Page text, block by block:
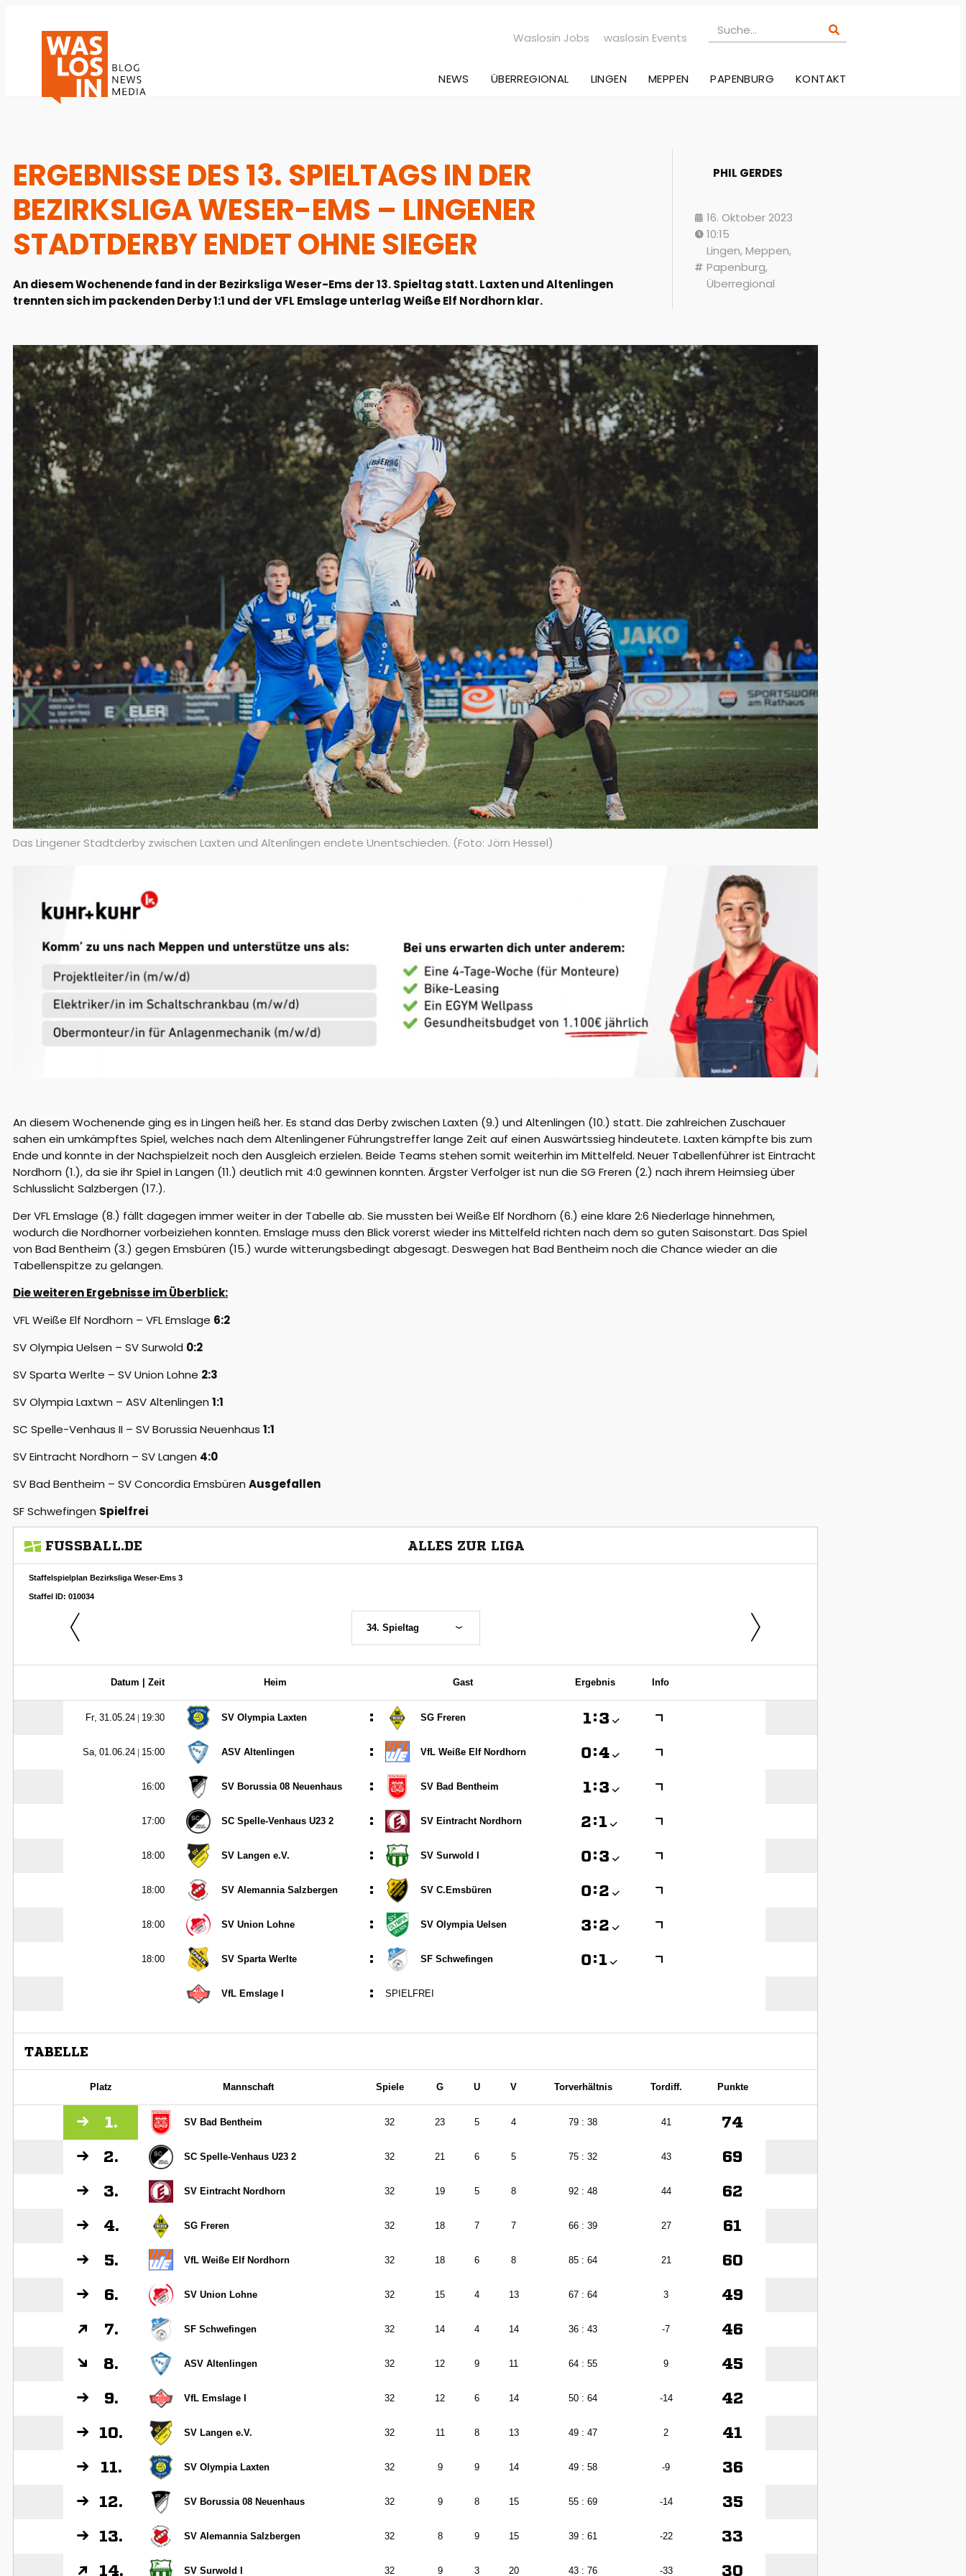
Waslosin Jobs waslosin Events
NEWS ÜBERREGIONAL LINGEN MEPPEN PAPENBURG KONTAKT
ERGEBNISSE DES 13. SPIELTAGS IN DER
BEZIRKSLIGA WESER-EMS – LINGENER
STADTDERBY ENDET OHNE SIEGER
An diesem Wochenende fand in der Bezirksliga Weser-Ems der 13. Spieltag statt. Laxten und Altenlingen
trennten sich im packenden Derby 1:1 und der VFL Emslage unterlag Weiße Elf Nordhorn klar.
PHIL GERDES
16. Oktober 2023
10:15
Lingen,Meppen,
Papenburg,
Überregional
Das Lingener Stadtderby zwischen Laxten und Altenlingen endete Unentschieden. (Foto: Jörn Hessel)
An diesem Wochenende ging es in Lingen heiß her. Es stand das Derby zwischen Laxten (9.) und Altenlingen (10.) statt. Die zahlreichen Zuschauer
sahen ein umkämpftes Spiel, welches nach dem Altenlingener Führungstreffer lange Zeit auf einen Auswärtssieg hindeutete. Laxten kämpfte bis zum
Ende und konnte in der Nachspielzeit noch den Ausgleich erzielen. Beide Teams stehen somit weiterhin im Mittelfeld. Neuer Tabellenführer ist Eintracht
Nordhorn (1.), da sie ihr Spiel in Langen (11.) deutlich mit 4:0 gewinnen konnten. Ärgster Verfolger ist nun die SG Freren (2.) nach ihrem Heimsieg über
Schlusslicht Salzbergen (17.).
Der VFL Emslage (8.) fällt dagegen immer weiter in der Tabelle ab. Sie mussten bei Weiße Elf Nordhorn (6.) eine klare 2:6 Niederlage hinnehmen,
wodurch die Nordhorner vorbeiziehen konnten. Emslage muss den Blick vorerst wieder ins Mittelfeld richten nach dem so guten Saisonstart. Das Spiel
von Bad Bentheim (3.) gegen Emsbüren (15.) wurde witterungsbedingt abgesagt. Deswegen hat Bad Bentheim noch die Chance wieder an die
Tabellenspitze zu gelangen.
Die weiteren Ergebnisse im Überblick:
VFL Weiße Elf Nordhorn – VFL Emslage 6:2
SV Olympia Uelsen – SV Surwold 0:2
SV Sparta Werlte – SV Union Lohne 2:3
SV Olympia Laxtwn – ASV Altenlingen 1:1
SC Spelle-Venhaus II – SV Borussia Neuenhaus 1:1
SV Eintracht Nordhorn – SV Langen 4:0
SV Bad Bentheim – SV Concordia Emsbüren Ausgefallen
SF Schwefingen Spielfrei